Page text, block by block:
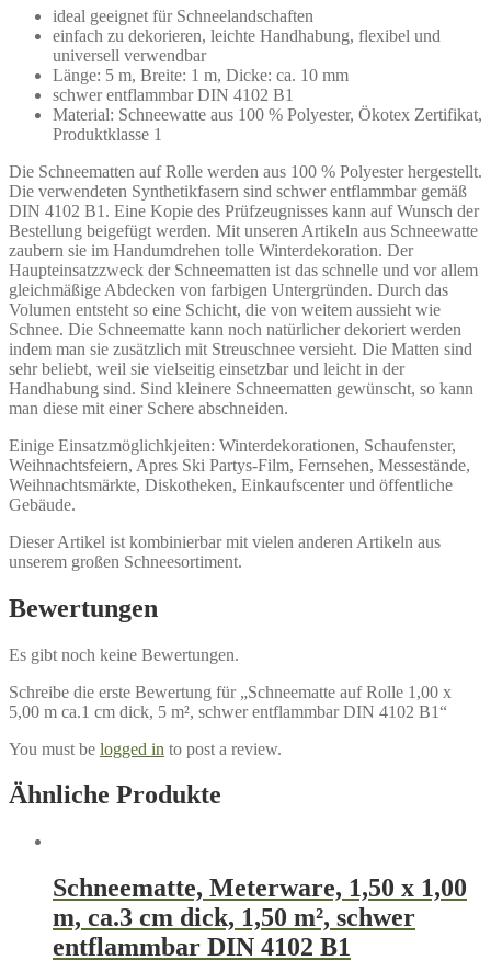
ideal geeignet für Schneelandschaften
einfach zu dekorieren, leichte Handhabung, flexibel und
universell verwendbar
Länge: 5 m, Breite: 1 m, Dicke: ca. 10 mm
schwer entflammbar DIN 4102 B1
Material: Schneewatte aus 100 % Polyester, Ökotex Zertifikat,
Produktklasse 1
Die Schneematten auf Rolle werden aus 100 % Polyester hergestellt.
Die verwendeten Synthetikfasern sind schwer entflammbar gemäß
DIN 4102 B1. Eine Kopie des Prüfzeugnisses kann auf Wunsch der
Bestellung beigefügt werden. Mit unseren Artikeln aus Schneewatte
zaubern sie im Handumdrehen tolle Winterdekoration. Der
Haupteinsatzzweck der Schneematten ist das schnelle und vor allem
gleichmäßige Abdecken von farbigen Untergründen. Durch das
Volumen entsteht so eine Schicht, die von weitem aussieht wie
Schnee. Die Schneematte kann noch natürlicher dekoriert werden
indem man sie zusätzlich mit Streuschnee versieht. Die Matten sind
sehr beliebt, weil sie vielseitig einsetzbar und leicht in der
Handhabung sind. Sind kleinere Schneematten gewünscht, so kann
man diese mit einer Schere abschneiden.
Einige Einsatzmöglichkjeiten: Winterdekorationen, Schaufenster,
Weihnachtsfeiern, Apres Ski Partys-Film, Fernsehen, Messestände,
Weihnachtsmärkte, Diskotheken, Einkaufscenter und öffentliche
Gebäude.
Dieser Artikel ist kombinierbar mit vielen anderen Artikeln aus
unserem großen Schneesortiment.
Bewertungen
Es gibt noch keine Bewertungen.
Schreibe die erste Bewertung für „Schneematte auf Rolle 1,00 x
5,00 m ca.1 cm dick, 5 m², schwer entflammbar DIN 4102 B1“
You must be logged in to post a review.
Ähnliche Produkte
Schneematte, Meterware, 1,50 x 1,00
m, ca.3 cm dick, 1,50 m², schwer
entflammbar DIN 4102 B1